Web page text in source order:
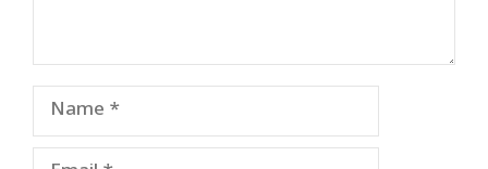
Name
Email